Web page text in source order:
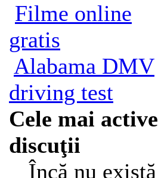
Filme online
gratis
Alabama DMV
driving test
Cele mai active
discuţii
Încă nu există